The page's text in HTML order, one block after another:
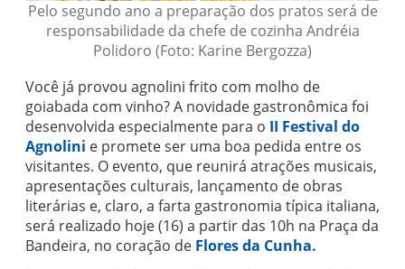
Pelo segundo ano a preparação dos pratos será de
responsabilidade da chefe de cozinha Andréia
Polidoro (Foto: Karine Bergozza)
Você já provou agnolini frito com molho de
goiabada com vinho? A novidade gastronômica foi
desenvolvida especialmente para o II Festival do
Agnolini e promete ser uma boa pedida entre os
visitantes. O evento, que reunirá atrações musicais,
apresentações culturais, lançamento de obras
literárias e, claro, a farta gastronomia típica italiana,
será realizado hoje (16) a partir das 10h na Praça da
Bandeira, no coração de Flores da Cunha.